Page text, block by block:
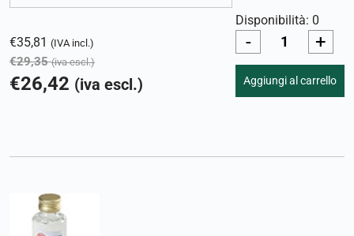
€35,81 (IVA incl.)
€29,35 (iva escl.)
€26,42 (iva escl.)
Disponibilità: 0
- +
Aggiungi al carrello